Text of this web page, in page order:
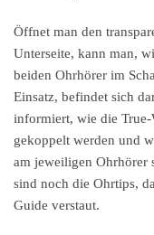
Öffnet man den
Unterseite, kann man,
beiden Ohrhörer im
Einsatz, befindet sich
informiert, wie die True-
gekoppelt werden und
am jeweiligen Ohrhörer
sind noch die Ohrtips,
Guide verstaut.